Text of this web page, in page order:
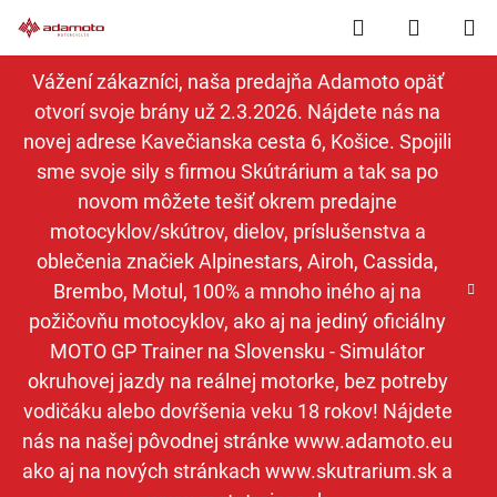
na
obsah
Vážení zákazníci, naša predajňa Adamoto opäť
otvorí svoje brány už 2.3.2026. Nájdete nás na
novej adrese Kavečianska cesta 6, Košice. Spojili
sme svoje sily s firmou Skútrárium a tak sa po
novom môžete tešiť okrem predajne
motocyklov/skútrov, dielov, príslušenstva a
oblečenia značiek Alpinestars, Airoh, Cassida,
Brembo, Motul, 100% a mnoho iného aj na
požičovňu motocyklov, ako aj na jediný oficiálny
MOTO GP Trainer na Slovensku - Simulátor
okruhovej jazdy na reálnej motorke, bez potreby
vodičáku alebo dovŕšenia veku 18 rokov! Nájdete
nás na našej pôvodnej stránke www.adamoto.eu
ako aj na nových stránkach www.skutrarium.sk a
Hľadať
KOŠÍK